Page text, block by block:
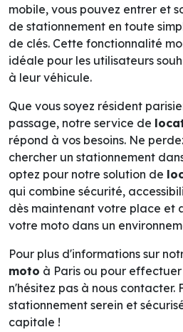
mobile, vous pouvez entrer et
de stationnement en toute
de clés. Cette fonctionnalité
idéale pour les utilisateurs
à leur véhicule.
Que vous soyez résident
passage, notre service de
répond à vos besoins. Ne
chercher un stationnement
optez pour notre solution de
qui combine sécurité,
dès maintenant votre place et
votre moto dans un
Pour plus d'informations sur
moto à Paris ou pour
n'hésitez pas à nous contacter.
stationnement serein et
capitale !